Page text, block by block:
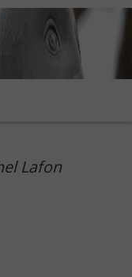
Lafon